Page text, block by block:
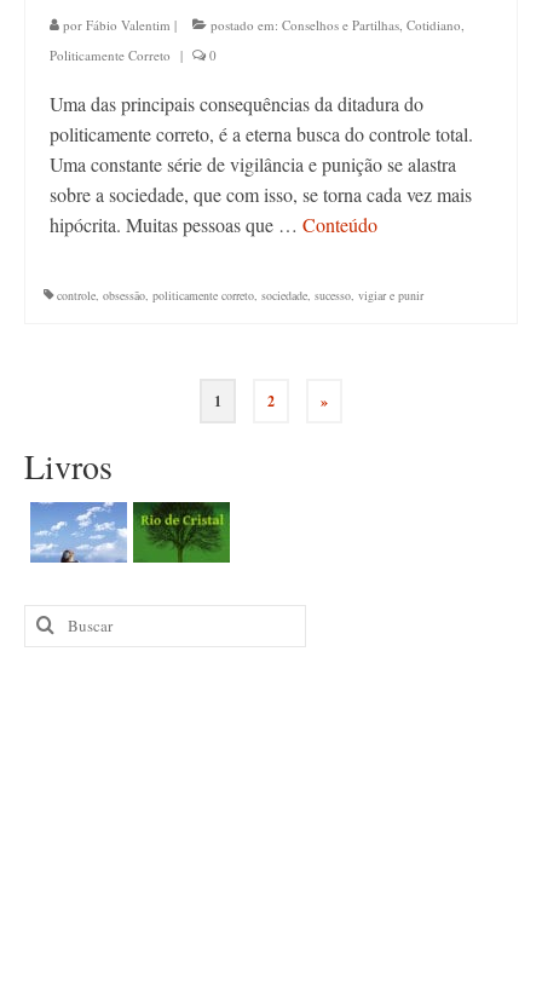
por Fábio Valentim | postado em: Conselhos e Partilhas Cotidiano
Politicamente Correto | 0
Uma das principais consequências da ditadura do
politicamente correto, é a eterna busca do controle total.
Uma constante série de vigilância e punição se alastra
sobre a sociedade, que com isso, se torna cada vez mais
hipócrita. Muitas pessoas que … Conteúdo
controle obsessão politicamente correto sociedade sucesso vigiar e punir
de
posts
1 2 »
Livros
Buscar
por: